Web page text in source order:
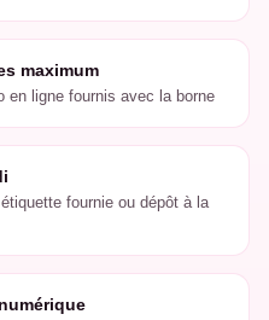
maximum
en ligne fournis avec la borne
fournie ou dépôt à la